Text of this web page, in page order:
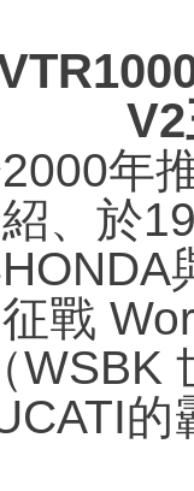
年
、於
戰
WSBK
的